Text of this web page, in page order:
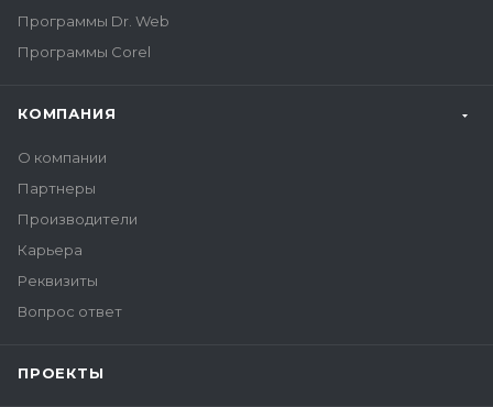
Программы Dr. Web
Программы Corel
КОМПАНИЯ
О компании
Партнеры
Производители
Карьера
Реквизиты
Вопрос ответ
ПРОЕКТЫ